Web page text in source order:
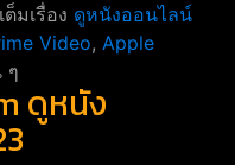
มเรื่อง ดูหนังออนไลน์
Video, Apple
ๆ
ดูหนัง